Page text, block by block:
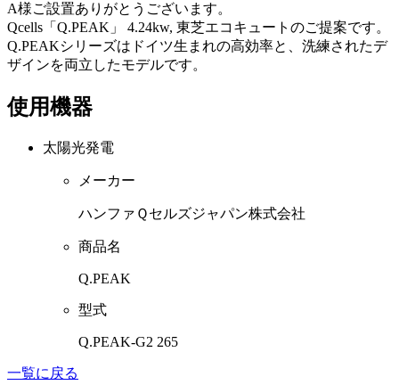
A様ご設置ありがとうございます。
Qcells「Q.PEAK」 4.24kw, 東芝エコキュートのご提案です。
Q.PEAKシリーズはドイツ生まれの高効率と、洗練されたデ
ザインを両立したモデルです。
使用機器
太陽光発電
メーカー
ハンファＱセルズジャパン株式会社
商品名
Q.PEAK
型式
Q.PEAK-G2 265
一覧に戻る